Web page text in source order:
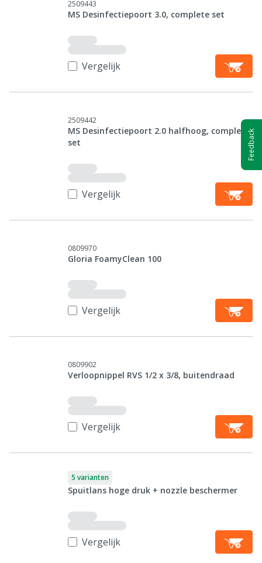
2509443
MS Desinfectiepoort 3.0, complete set
Vergelijk
2509442
MS Desinfectiepoort 2.0 halfhoog, complete
set
Vergelijk
0809970
Gloria FoamyClean 100
Vergelijk
0809902
Verloopnippel RVS 1/2 x 3/8, buitendraad
Vergelijk
5 varianten
Spuitlans hoge druk + nozzle beschermer
Vergelijk
Feedback